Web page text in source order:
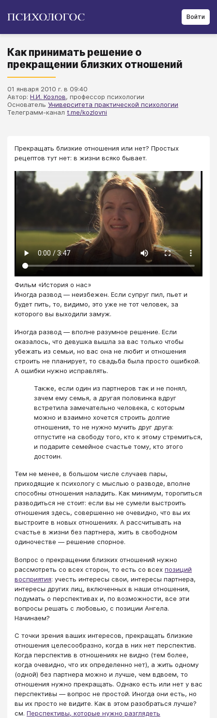
Войти
Как принимать решение о
прекращении близких отношений
01 января 2010 г. в 09:40
Автор: Н.И. Козлов, профессор психологии
Основатель Университета практической психологии
Телеграмм-канал t.me/kozlovni
Прекращать близкие отношения или нет? Простых
рецептов тут нет: в жизни всяко бывает.
Фильм «История о нас»
Иногда развод — неизбежен. Если супруг пил, пьет и
будет пить, то, видимо, это уже не тот человек, за
которого вы выходили замуж.
Иногда развод — вполне разумное решение. Если
оказалось, что девушка вышла за вас только чтобы
убежать из семьи, но вас она не любит и отношения
строить не планирует, то свадьба была просто ошибкой.
А ошибки нужно исправлять.
Также, если один из партнеров так и не понял,
зачем ему семья, а другая половинка вдруг
встретила замечательно человека, с которым
можно и взаимно хочется строить долгие
отношения, то не нужно мучить друг друга:
отпустите на свободу того, кто к этому стремиться,
и подарите семейное счастье тому, кто этого
достоин.
Тем не менее, в большом числе случаев пары,
приходящие к психологу с мыслью о разводе, вполне
способны отношения наладить. Как минимум, торопиться
разводиться не стоит: если вы не сумели выстроить
отношения здесь, совершенно не очевидно, что вы их
выстроите в новых отношениях. А рассчитывать на
счастье в жизни без партнера, жить в свободном
одиночестве — решение спорное.
Вопрос о прекращении близких отношений нужно
рассмотреть со всех сторон, то есть со всех позиций
восприятия: учесть интересы свои, интересы партнера,
интересы других лиц, включенных в наши отношения,
подумать о перспективах и, по возможности, все эти
вопросы решать с любовью, с позиции Ангела.
Начинаем?
С точки зрения ваших интересов, прекращать близкие
отношения целесообразно, когда в них нет перспектив.
Когда перспектив в отношениях не видно (тем более,
когда очевидно, что их определенно нет), а жить одному
(одной) без партнера можно и лучше, чем вдвоем, то
отношения нужно прекращать. Однако есть или нет у вас
перспективы — вопрос не простой. Иногда они есть, но
вы их просто не видите. Как в этом разобраться лучше?
см. Перспективы, которые нужно разглядеть